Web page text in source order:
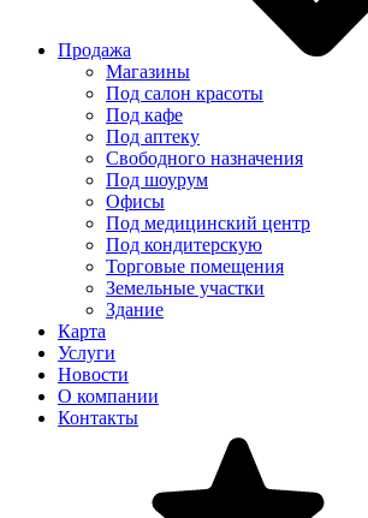
Продажа
Магазины
Под салон красоты
Под кафе
Под аптеку
Свободного назначения
Под шоурум
Офисы
Под медицинский центр
Под кондитерскую
Торговые помещения
Земельные участки
Здание
Карта
Услуги
Новости
О компании
Контакты